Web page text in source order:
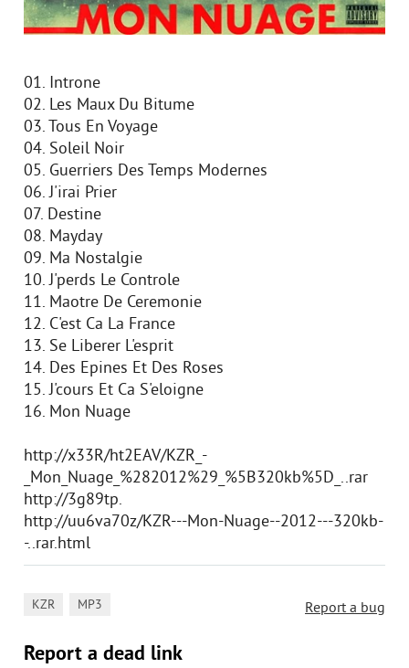
01. Introne
02. Les Maux Du Bitume
03. Tous En Voyage
04. Soleil Noir
05. Guerriers Des Temps Modernes
06. J'irai Prier
07. Destine
08. Mayday
09. Ma Nostalgie
10. J'perds Le Controle
11. Maоtre De Ceremonie
12. C'est Ca La France
13. Se Liberer L'esprit
14. Des Epines Et Des Roses
15. J'cours Et Ca S'eloigne
16. Mon Nuage
http://x33R/ht2EAV/KZR_-
_Mon_Nuage_%282012%29_%5B320kb%5D_..rar
http://3g89tp.
http://uu6va70z/KZR---Mon-Nuage--2012---320kb-
-..rar.html
Report a bug
KZR MP3
Report a dead link